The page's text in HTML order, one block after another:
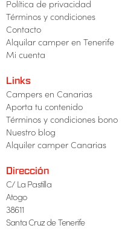
Política de privacidad
Términos y condiciones
Contacto
Alquilar camper en Tenerife
Mi cuenta
Links
Campers en Canarias
Aporta tu contenido
Términos y condiciones bono
Nuestro blog
Alquiler camper Canarias
Dirección
C/ La Pastilla
Atogo
38611
Santa Cruz de Tenerife